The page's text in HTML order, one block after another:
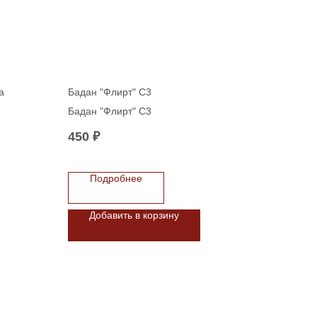
Бадан "Флирт" С3
Бадан "Флирт" С3
450 ₽
Подробнее
Добавить в корзину